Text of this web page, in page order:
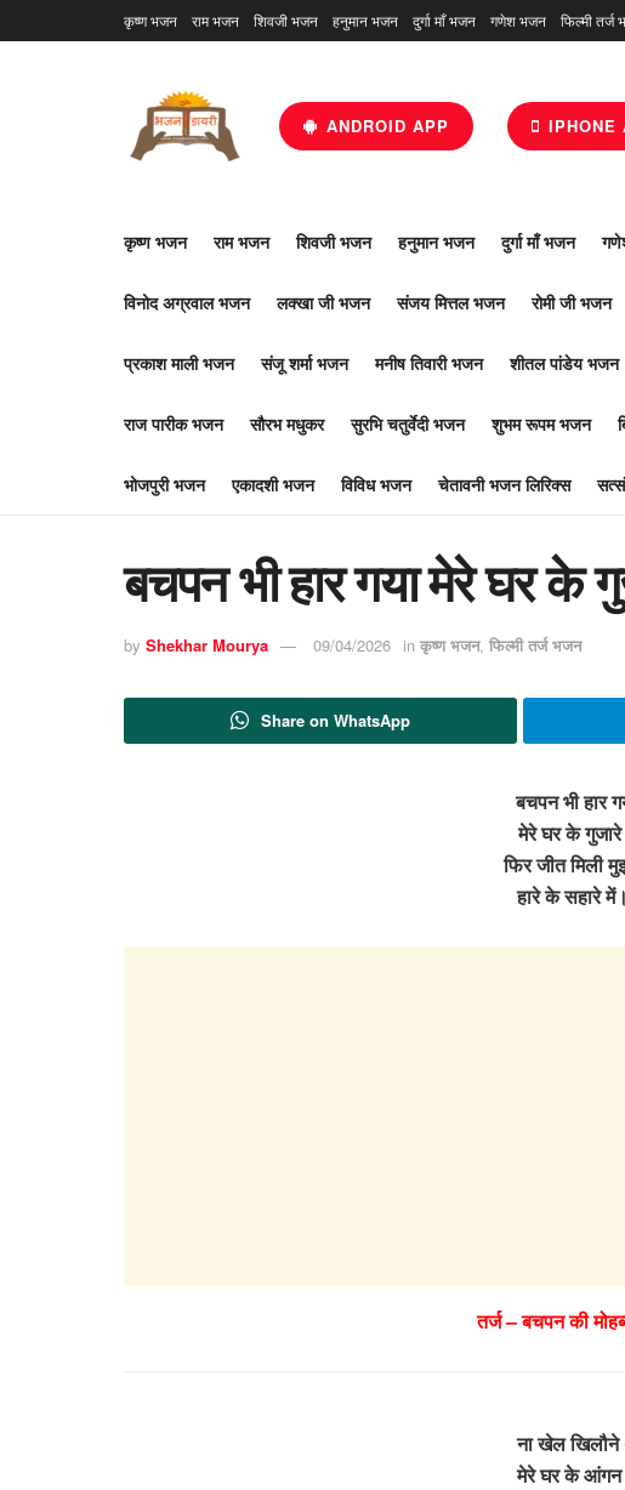
कृष्ण भजन राम भजन शिवजी भजन हनुमान भजन दुर्गा माँ भजन गणेश भजन फिल्मी तर्ज
ANDROID APP IPHONE
कृष्ण भजन राम भजन शिवजी भजन हनुमान भजन दुर्गा माँ भजन
विनोद अग्रवाल भजन लक्खा जी भजन संजय मित्तल भजन रोमी जी भजन
प्रकाश माली भजन संजू शर्मा भजन मनीष तिवारी भजन शीतल पांडेय भजन
राज पारीक भजन सौरभ मधुकर सुरभि चतुर्वेदी भजन शुभम रूपम भजन
भोजपुरी भजन एकादशी भजन विविध भजन चेतावनी भजन लिरिक्स
बचपन भी हार गया मेरे घर के
by Shekhar Mourya 09/04/2026 in कृष्ण भजन, फिल्मी तर्ज भजन
Share on WhatsApp
बचपन भी हार
मेरे घर के
फिर जीत मिली
हारे के सहारे
तर्ज – बचपन की
ना खेल
मेरे घर के आंगन